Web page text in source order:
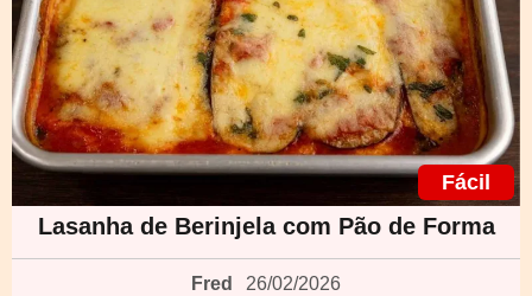
Fácil
Lasanha de Berinjela com Pão de Forma
Fred 26/02/2026